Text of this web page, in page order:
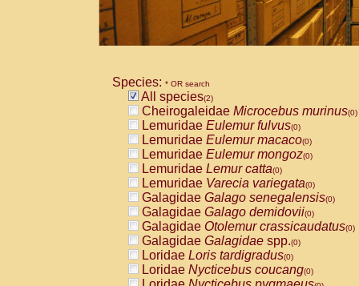
Species: * OR search
All species(2)
Cheirogaleidae Microcebus murinus(0)
Lemuridae Eulemur fulvus(0)
Lemuridae Eulemur macaco(0)
Lemuridae Eulemur mongoz(0)
Lemuridae Lemur catta(0)
Lemuridae Varecia variegata(0)
Galagidae Galago senegalensis(0)
Galagidae Galago demidovii(0)
Galagidae Otolemur crassicaudatus(0)
Galagidae Galagidae spp.(0)
Loridae Loris tardigradus(0)
Loridae Nycticebus coucang(0)